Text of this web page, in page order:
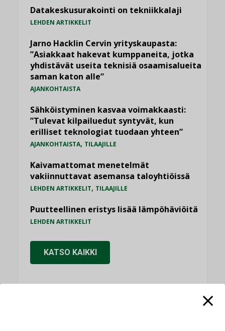
Datakeskusurakointi on tekniikkalaji
LEHDEN ARTIKKELIT
Jarno Hacklin Cervin yrityskaupasta:
”Asiakkaat hakevat kumppaneita, jotka
yhdistävät useita teknisiä osaamisalueita
saman katon alle”
AJANKOHTAISTA
Sähköistyminen kasvaa voimakkaasti:
”Tulevat kilpailuedut syntyvät, kun
erilliset teknologiat tuodaan yhteen”
AJANKOHTAISTA, TILAAJILLE
Kaivamattomat menetelmät
vakiinnuttavat asemansa taloyhtiöissä
LEHDEN ARTIKKELIT, TILAAJILLE
Puutteellinen eristys lisää lämpöhäviöitä
LEHDEN ARTIKKELIT
KATSO KAIKKI